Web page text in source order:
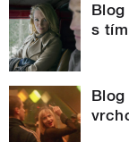
Blog
s
Blog